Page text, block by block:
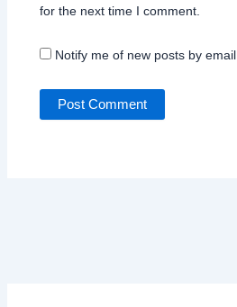
for the next time I comment.
Notify me of new posts by email.